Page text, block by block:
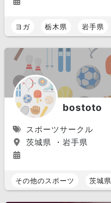
ヨガ 栃木県 岩手県
bostoto
スポーツサークル
茨城県 ・岩手県
その他のスポーツ 茨城県